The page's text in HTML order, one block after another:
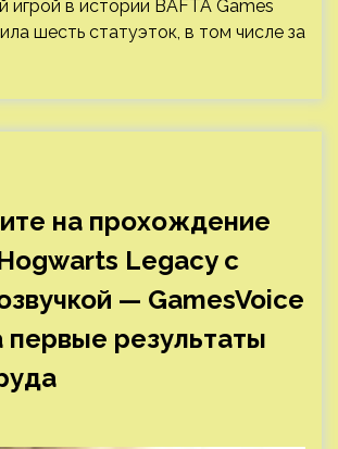
игрой в истории BAFTA Games
шесть статуэток, в том числе за
на прохождение
Legacy с
— GamesVoice
первые результаты